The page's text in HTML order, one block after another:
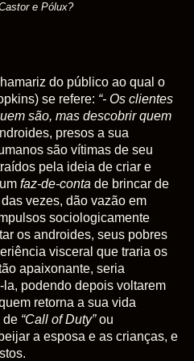
e Pólux?
do público ao qual o
se refere: “- Os clientes
são, mas descobrir quem
presos a sua
são vítimas de seu
pela ideia de criar e
faz-de-conta de brincar de
vezes, dão vazão em
sociologicamente
os androides, seus pobres
visceral que traria os
apaixonante, seria
la, podendo depois voltarem
retorna a sua vida
de “Call of Duty”ou
a esposa e as crianças, e